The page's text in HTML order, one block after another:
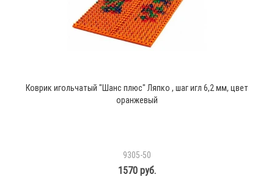
Коврик игольчатый "Шанс плюс" Ляпко , шаг игл 6,2 мм, цвет
оранжевый
9305-50
1570 руб.